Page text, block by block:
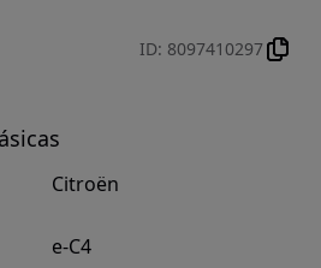
ID: 8097410297
Citroën
e-C4